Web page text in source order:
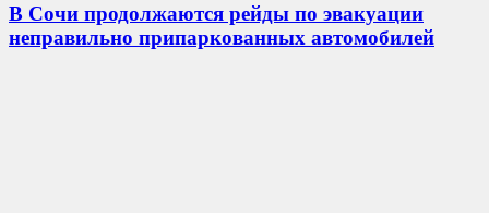
В Сочи продолжаются рейды по эвакуации
неправильно припаркованных автомобилей